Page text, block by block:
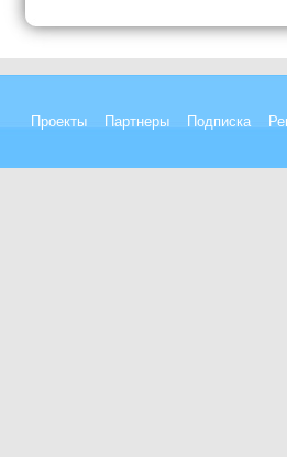
Проекты Партнеры Подписка